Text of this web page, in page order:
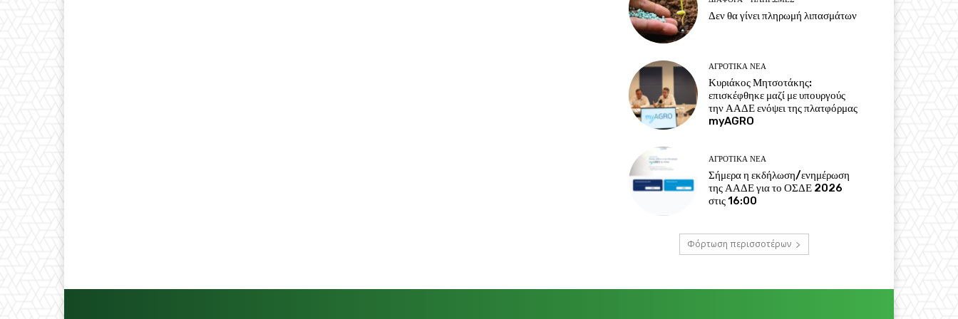
Δεν θα γίνει πληρωμή λιπασμάτων
ΑΓΡΟΤΙΚΆ ΝΈΑ
Κυριάκος Μητσοτάκης:
επισκέφθηκε μαζί με υπουργούς
την ΑΑΔΕ ενόψει της πλατφόρμας
myAGRO
ΑΓΡΟΤΙΚΆ ΝΈΑ
Σήμερα η εκδήλωση/ενημέρωση
της ΑΑΔΕ για το ΟΣΔΕ 2026
στις 16:00
Φόρτωση περισσοτέρων